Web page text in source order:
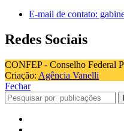
E-mail de contato:
Redes Sociais
CONFEP - Conselho Federal
Criação: Agência Vanelli
Fechar